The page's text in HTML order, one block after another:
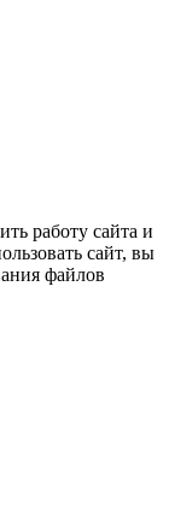
работу сайта и
сайт, вы
файлов